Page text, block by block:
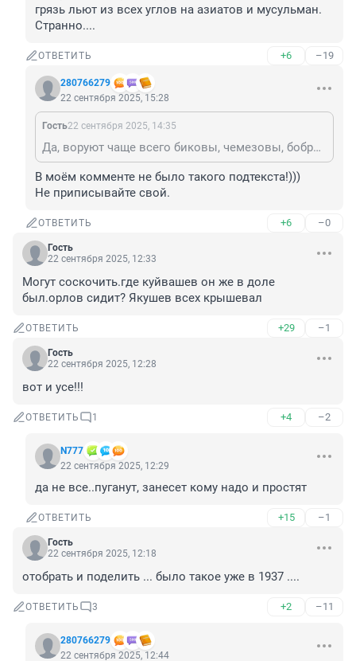
грязь льют из всех углов на азиатов и мусульман.
Странно....
ОТВЕТИТЬ +6 –19
280766279
22 сентября 2025, 15:28
Гость22 сентября 2025, 14:35
Да, воруют чаще всего биковы, чемезовы, бобровы, захарченко и прочие православные славяне, а грязь льют из всех углов на азиатов и мусульман. Странно....
В моём комменте не было такого подтекста!)))
Не приписывайте свой.
ОТВЕТИТЬ +6 –0
Гость
22 сентября 2025, 12:33
Могут соскочить.где куйвашев он же в доле
был.орлов сидит? Якушев всех крышевал
ОТВЕТИТЬ +29 –1
Гость
22 сентября 2025, 12:28
вот и усе!!!
ОТВЕТИТЬ 1 +4 –2
N777
22 сентября 2025, 12:29
да не все..пуганут, занесет кому надо и простят
ОТВЕТИТЬ +15 –1
Гость
22 сентября 2025, 12:18
отобрать и поделить ... было такое уже в 1937 ....
ОТВЕТИТЬ 3 +2 –11
280766279
22 сентября 2025, 12:44